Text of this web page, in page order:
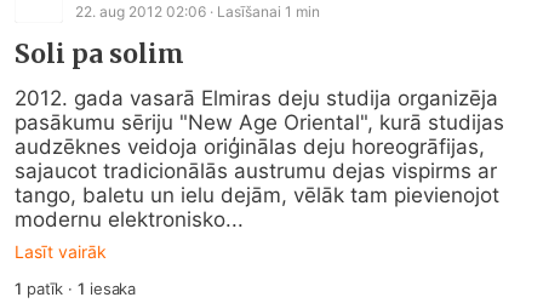
22. aug 2012 02:06 · Lasīšanai 1 min
Soli pa solim
2012. gada vasarā Elmiras deju studija organizēja
pasākumu sēriju "New Age Oriental", kurā studijas
audzēknes veidoja oriģinālas deju horeogrāfijas,
sajaucot tradicionālās austrumu dejas vispirms ar
tango, baletu un ielu dejām, vēlāk tam pievienojot
modernu elektronisko...
Lasīt vairāk
1 patīk ·1 iesaka